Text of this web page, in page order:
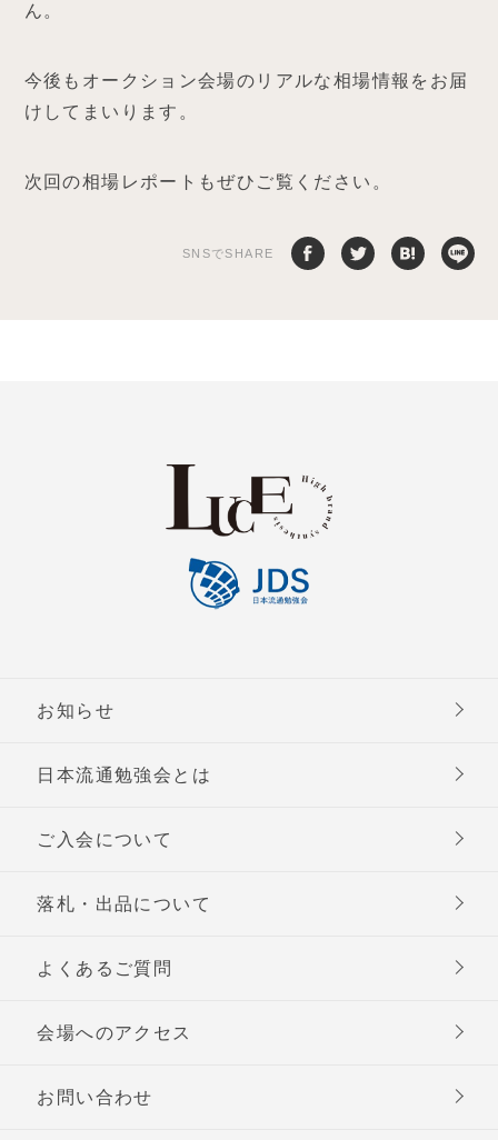
ん。
今後もオークション会場のリアルな相場情報をお届
けしてまいります。
次回の相場レポートもぜひご覧ください。
SNSでSHARE
お知らせ
日本流通勉強会とは
ご入会について
落札・出品について
よくあるご質問
会場へのアクセス
お問い合わせ